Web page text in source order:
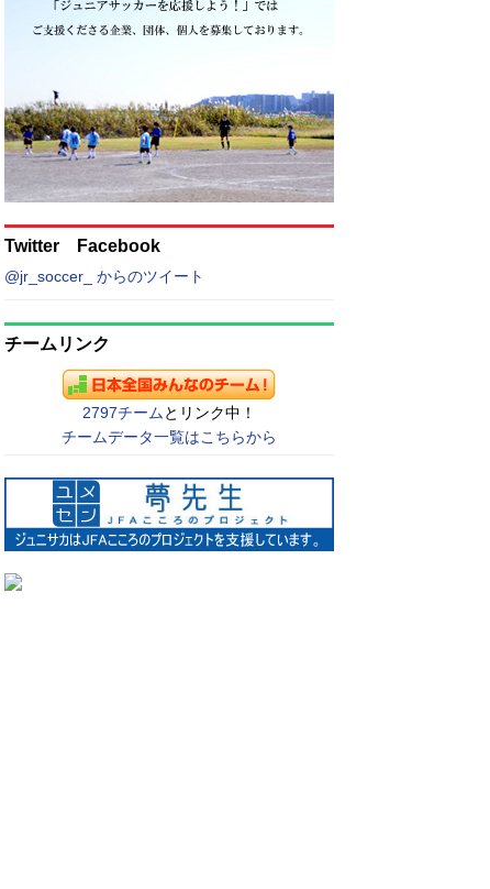
Twitter Facebook
@jr_soccer_ からのツイート
チームリンク
2797チーム とリンク中！
チームデータ一覧はこちらから